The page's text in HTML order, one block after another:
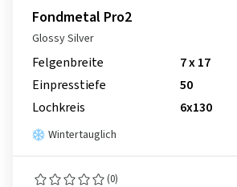
Fondmetal Pro2
Glossy Silver
Felgenbreite
7 x 17
Einpresstiefe
50
Lochkreis
6x130
Wintertauglich
(0)